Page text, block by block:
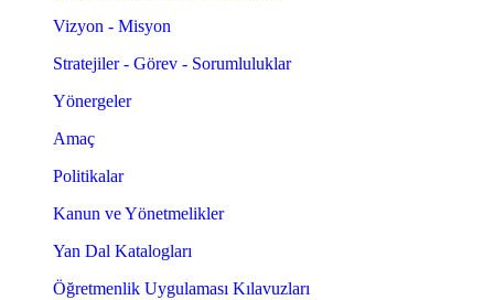
Vizyon - Misyon
Stratejiler - Görev - Sorumluluklar
Yönergeler
Amaç
Politikalar
Kanun ve Yönetmelikler
Yan Dal Katalogları
Öğretmenlik Uygulaması Kılavuzları